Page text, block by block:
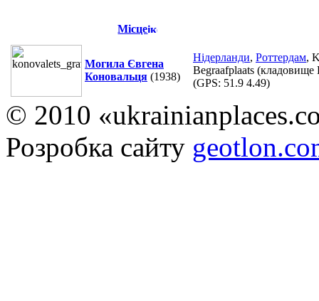
Місце
Могила Євгена
Коновальця (1938)
Нідерланди, Роттердам,
Begraafplaats
(GPS: 51.9 4.49)
© 2010
Розробка сайту